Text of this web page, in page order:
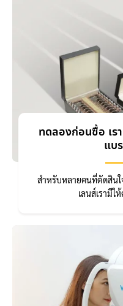
ทดลองก่อนซื้อ เร
แบ
สำหรับหลายคนที่ตัดสิน
เลนส์เรามี